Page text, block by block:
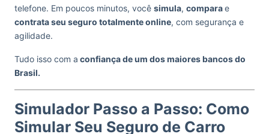
telefone. Em poucos minutos, você simula, comparae
contrata seu seguro totalmente online, com segurança e
agilidade.
Tudo isso com a confiança de um dos maiores bancos do
Brasil.
Simulador Passo a Passo: Como
Simular Seu Seguro de Carro